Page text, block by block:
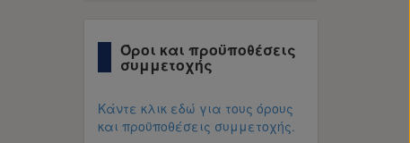
Όροι και προϋποθέσεις
συμμετοχής
Κάντε κλικ εδώ για τους όρους
και προϋποθέσεις συμμετοχής.